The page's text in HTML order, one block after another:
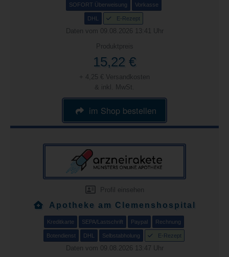
SOFORT Überweisung Vorkasse
DHL E-Rezept
Daten vom 09.08.2026 13:41 Uhr
Produktpreis
15,22 €
+ 4,25 € Versandkosten
& inkl. MwSt.
im Shop bestellen
Profil einsehen
Apotheke am Clemenshospital
Kreditkarte SEPA/Lastschrift Paypal Rechnung
Botendienst DHL Selbstabholung E-Rezept
Daten vom 09.08.2026 13:47 Uhr